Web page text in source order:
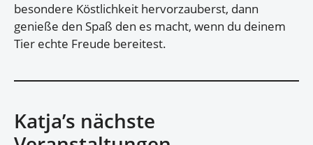
besondere Köstlichkeit hervorzauberst, dann
genieße den Spaß den es macht, wenn du deinem
Tier echte Freude bereitest.
Katja’s nächste